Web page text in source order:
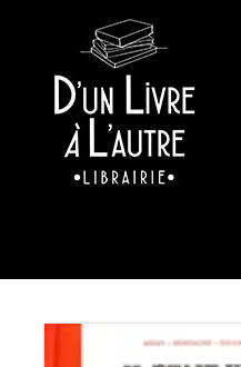
Librairie D'un livre à l'autre -